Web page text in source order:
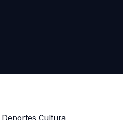
Deportes Cultura